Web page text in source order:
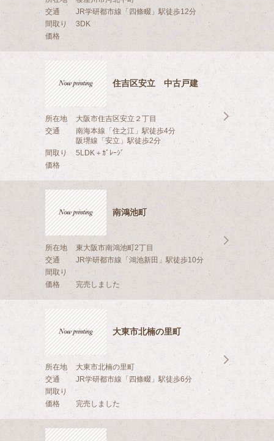
交通
JR学研都市線「四條畷」駅徒歩12分
間取り
3DK
価格
住吉区安立 中古戸建
所在地
大阪市住吉区安立２丁目
交通
南海本線「住之江」駅徒歩4分
阪堺線「安立」駅徒歩2分
間取り
5LDK＋ｶﾞﾚｰｼﾞ
価格
南鴻池町
所在地
東大阪市南鴻池町2丁目
交通
JR学研都市線「鴻池新田」駅徒歩10分
間取り
価格
完売しました
大東市北楠の里町
所在地
大東市北楠の里町
交通
JR学研都市線「四條畷」駅徒歩6分
間取り
価格
完売しました